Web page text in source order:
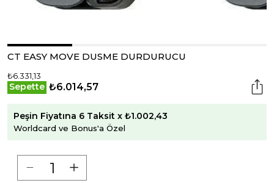
CT EASY MOVE DUSME DURDURUCU
₺6.331,13
Sepette ₺6.014,57
Peşin Fiyatına 6 Taksit x ₺1.002,43
Worldcard ve Bonus'a Özel